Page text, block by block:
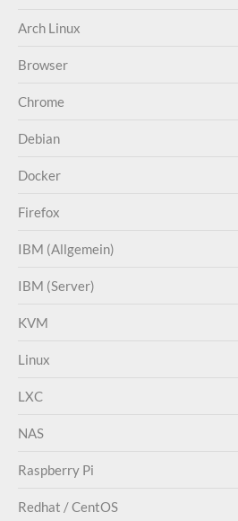
Arch Linux
Browser
Chrome
Debian
Docker
Firefox
IBM (Allgemein)
IBM (Server)
KVM
Linux
LXC
NAS
Raspberry Pi
Redhat / CentOS